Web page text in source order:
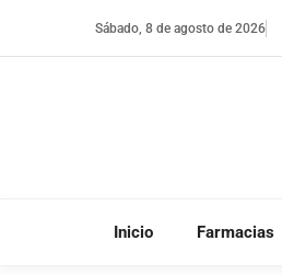
Sábado, 8 de agosto de 2026
Inicio Farmacias